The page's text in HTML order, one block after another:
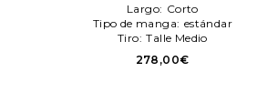
Largo: Corto
Tipo de manga: estándar
Tiro: Talle Medio
278,00€